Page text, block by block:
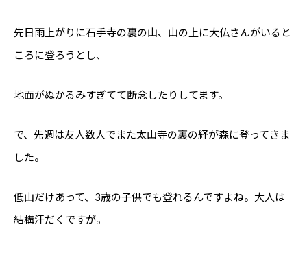
先日雨上がりに石手寺の裏の山、山の上に大仏さんがいると
ころに登ろうとし、
地面がぬかるみすぎてて断念したりしてます。
で、先週は友人数人でまた太山寺の裏の経が森に登ってきま
した。
低山だけあって、3歳の子供でも登れるんですよね。大人は
結構汗だくですが。